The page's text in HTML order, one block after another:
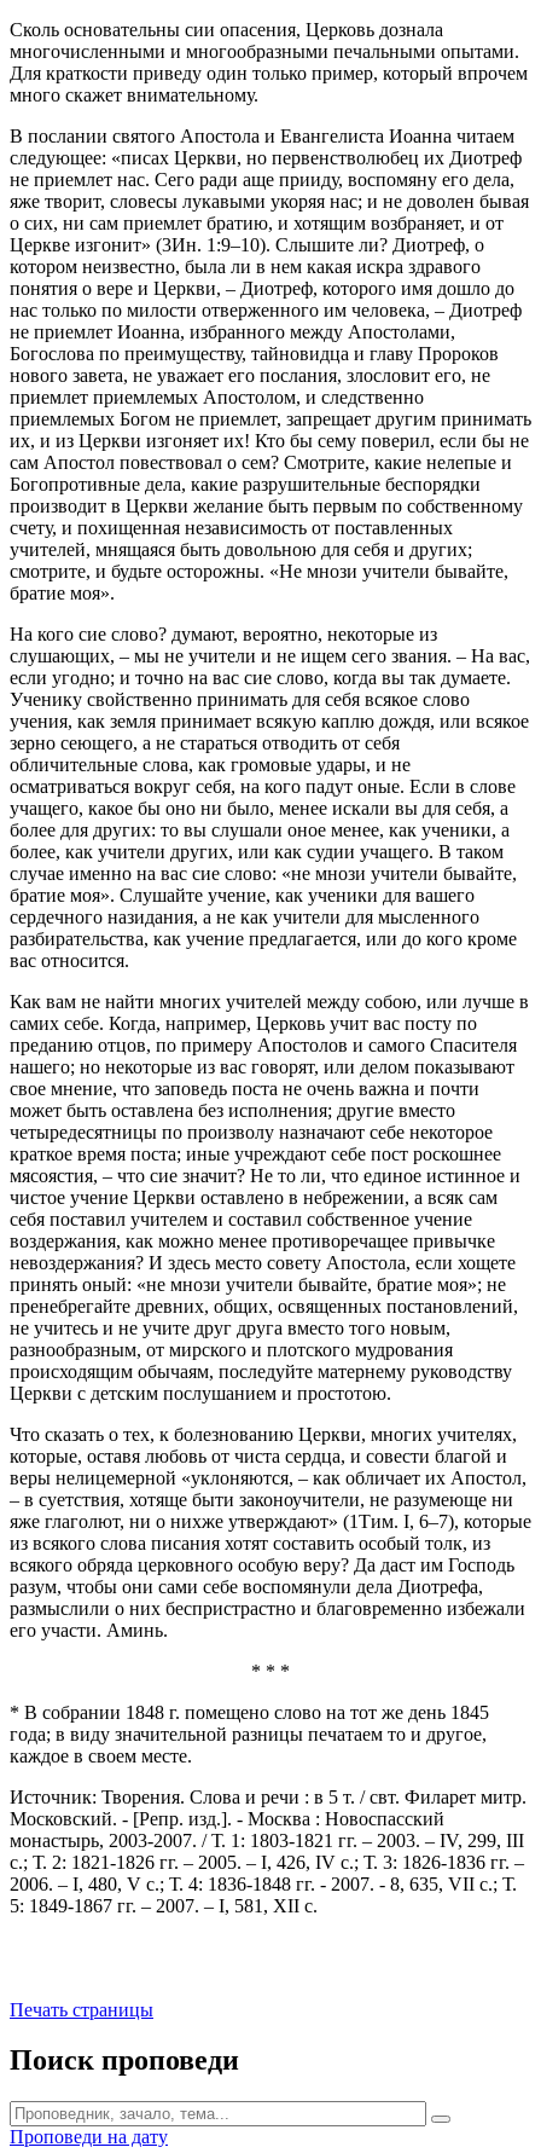
Сколь основательны сии опасения, Церковь дознала
многочисленными и многообразными печальными опытами.
Для краткости приведу один только пример, который впрочем
много скажет внимательному.
В послании святого Апостола и Евангелиста Иоанна читаем
следующее: «писах Церкви, но первенстволюбец их Диотреф
не приемлет нас. Сего ради аще прииду, воспомяну его дела,
яже творит, словесы лукавыми укоряя нас; и не доволен бывая
о сих, ни сам приемлет братию, и хотящим возбраняет, и от
Церкве изгонит» (3Ин. 1:9–10). Слышите ли? Диотреф, о
котором неизвестно, была ли в нем какая искра здравого
понятия о вере и Церкви, – Диотреф, которого имя дошло до
нас только по милости отверженного им человека, – Диотреф
не приемлет Иоанна, избранного между Апостолами,
Богослова по преимуществу, тайновидца и главу Пророков
нового завета, не уважает его послания, злословит его, не
приемлет приемлемых Апостолом, и следственно
приемлемых Богом не приемлет, запрещает другим принимать
их, и из Церкви изгоняет их! Кто бы сему поверил, если бы не
сам Апостол повествовал о сем? Смотрите, какие нелепые и
Богопротивные дела, какие разрушительные беспорядки
производит в Церкви желание быть первым по собственному
счету, и похищенная независимость от поставленных
учителей, мнящаяся быть довольною для себя и других;
смотрите, и будьте осторожны. «Не мнози учители бывайте,
братие моя».
На кого сие слово? думают, вероятно, некоторые из
слушающих, – мы не учители и не ищем сего звания. – На вас,
если угодно; и точно на вас сие слово, когда вы так думаете.
Ученику свойственно принимать для себя всякое слово
учения, как земля принимает всякую каплю дождя, или всякое
зерно сеющего, а не стараться отводить от себя
обличительные слова, как громовые удары, и не
осматриваться вокруг себя, на кого падут оные. Если в слове
учащего, какое бы оно ни было, менее искали вы для себя, а
более для других: то вы слушали оное менее, как ученики, а
более, как учители других, или как судии учащего. В таком
случае именно на вас сие слово: «не мнози учители бывайте,
братие моя». Слушайте учение, как ученики для вашего
сердечного назидания, а не как учители для мысленного
разбирательства, как учение предлагается, или до кого кроме
вас относится.
Как вам не найти многих учителей между собою, или лучше в
самих себе. Когда, например, Церковь учит вас посту по
преданию отцов, по примеру Апостолов и самого Спасителя
нашего; но некоторые из вас говорят, или делом показывают
свое мнение, что заповедь поста не очень важна и почти
может быть оставлена без исполнения; другие вместо
четыредесятницы по произволу назначают себе некоторое
краткое время поста; иные учреждают себе пост роскошнее
мясоястия, – что сие значит? Не то ли, что единое истинное и
чистое учение Церкви оставлено в небрежении, а всяк сам
себя поставил учителем и составил собственное учение
воздержания, как можно менее противоречащее привычке
невоздержания? И здесь место совету Апостола, если хощете
принять оный: «не мнози учители бывайте, братие моя»; не
пренебрегайте древних, общих, освященных постановлений,
не учитесь и не учите друг друга вместо того новым,
разнообразным, от мирского и плотского мудрования
происходящим обычаям, последуйте матернему руководству
Церкви с детским послушанием и простотою.
Что сказать о тех, к болезнованию Церкви, многих учителях,
которые, оставя любовь от чиста сердца, и совести благой и
веры нелицемерной «уклоняются, – как обличает их Апостол,
– в суетствия, хотяще быти законоучители, не разумеюще ни
яже глаголют, ни о нихже утверждают» (1Тим. I, 6–7), которые
из всякого слова писания хотят составить особый толк, из
всякого обряда церковного особую веру? Да даст им Господь
разум, чтобы они сами себе воспомянули дела Диотрефа,
размыслили о них беспристрастно и благовременно избежали
его участи. Аминь.
* * *
* В собрании 1848 г. помещено слово на тот же день 1845
года; в виду значительной разницы печатаем то и другое,
каждое в своем месте.
Источник: Творения. Слова и речи : в 5 т. / свт. Филарет митр.
Московский. - [Репр. изд.]. - Москва : Новоспасский
монастырь, 2003-2007. / Т. 1: 1803-1821 гг. – 2003. – IV, 299, III
с.; Т. 2: 1821-1826 гг. – 2005. – I, 426, IV с.; Т. 3: 1826-1836 гг. –
2006. – I, 480, V с.; Т. 4: 1836-1848 гг. - 2007. - 8, 635, VII с.; Т.
5: 1849-1867 гг. – 2007. – I, 581, XII с.
Печать страницы
Поиск проповеди
Проповеди на дату